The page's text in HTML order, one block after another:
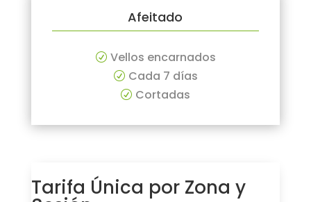
Afeitado
R Vellos encarnados
R Cada 7 días
R Cortadas
Tarifa Única por Zona y